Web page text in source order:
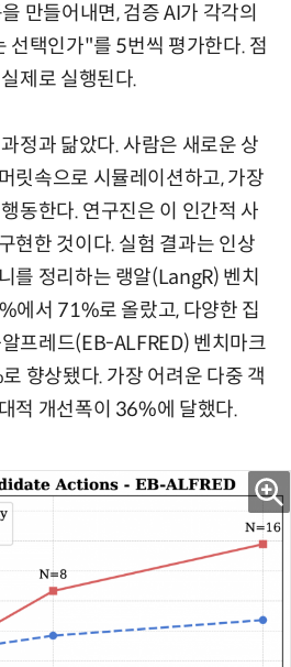
만들어내면, 검증 AI가 각각의
선택인가"를 5번씩 평가한다. 점
제로 실행된다.
정과 닮았다. 사람은 새로운 상
릿속으로 시뮬레이션하고, 가장
동한다. 연구진은 이 인간적 사
현한 것이다. 실험 결과는 인상
를 정리하는 랭알(LangR) 벤치
에서 71%로 올랐고, 다양한 집
프레드(EB-ALFRED) 벤치마크
향상됐다. 가장 어려운 다중 객
적 개선폭이 36%에 달했다.